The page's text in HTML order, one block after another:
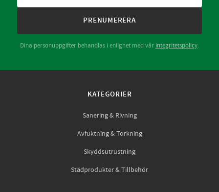
PRENUMERERA
Dina personuppgifter behandlas i enlighet med vår integritetspolicy.
KATEGORIER
Sanering & Rivning
Avfuktning & Torkning
Skyddsutrustning
Städprodukter & Tillbehör